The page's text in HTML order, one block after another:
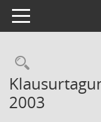
Toggle navigation
2003